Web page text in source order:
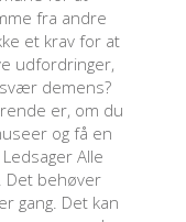
fra andre
et krav for at
udfordringer,
demens?
er, om du
og få en
Alle
Det behøver
gang. Det kan